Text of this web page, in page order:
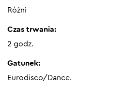
Różni
Czas trwania:
2 godz.
Gatunek:
Eurodisco/Dance.